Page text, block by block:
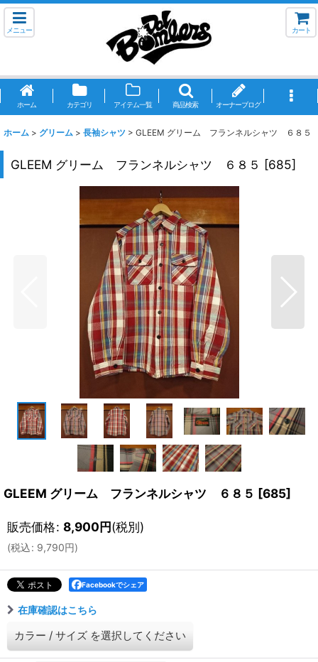
メニュー カート
ホーム カテゴリ アイテム一覧 商品検索 オーナーブログ
ホーム > グリーム > 長袖シャツ > GLEEM グリーム フランネルシャツ ６８５
GLEEM グリーム フランネルシャツ ６８５ [685]
GLEEM グリーム フランネルシャツ ６８５ [685]
販売価格: 8,900円(税別)
(税込: 9,790円)
Facebookでシェア
在庫確認はこちら
カラー / サイズ を選択してください